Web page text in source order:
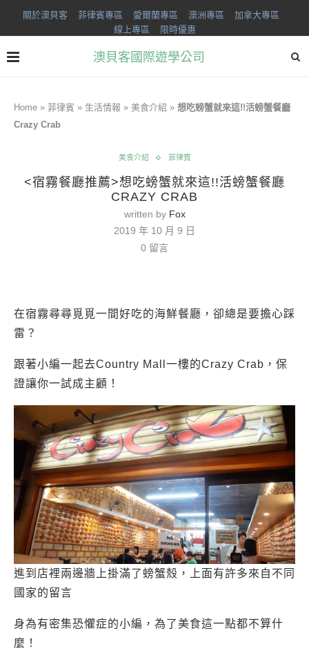
關於澳貝客 菲律賓專區 愛爾蘭專區 澳洲專區
加拿大專區
線上專區
限時優惠
澳貝客國際遊學公司
Home » 菲律賓 » 生活情報 » 美食介紹 » 想吃螃蟹就來這!!活螃蟹餐廳
Crazy Crab
美食介紹 菲律賓
<宿霧餐廳推薦>想吃螃蟹就來這!!活螃蟹餐廳
CRAZY CRAB
written by Fox
2019 年 10 月 9 日
0 留言
在宿霧尋尋覓覓一間好吃的海鮮餐廳，卻總是要擔心踩
雷？
跟著小編一起去Country Mall一樓的Crazy Crab，保
證讓你一試成主顧！
進到店裡兩邊牆上掛滿了螃蟹殼，上面有許多來自不同
國家的留言
身為有密集恐懼症的小編，為了美食這一點都不算什
麼！